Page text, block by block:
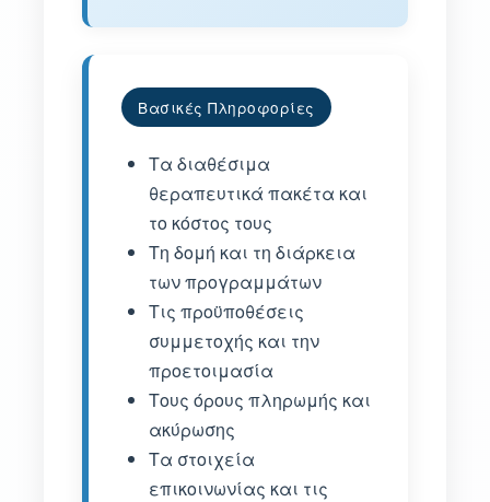
Βασικές Πληροφορίες
Τα διαθέσιμα
θεραπευτικά πακέτα και
το κόστος τους
Τη δομή και τη διάρκεια
των προγραμμάτων
Τις προϋποθέσεις
συμμετοχής και την
προετοιμασία
Τους όρους πληρωμής και
ακύρωσης
Τα στοιχεία
επικοινωνίας και τις